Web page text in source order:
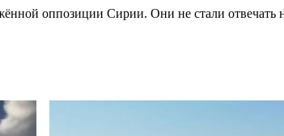
оппозиции Сирии. Они не стали отвечать